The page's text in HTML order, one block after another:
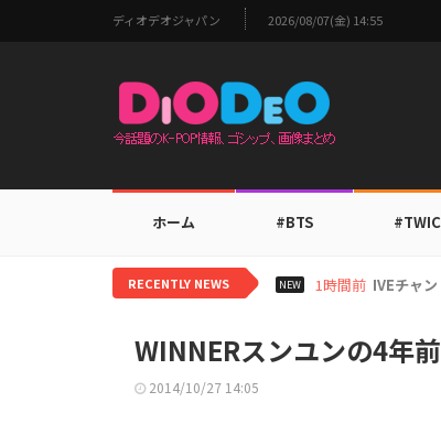
ディオデオジャパン 2026/08/07(金) 14:55
ホーム #BTS
RECENTLY NEWS NEW 3時間前
WINNERスンユンの4年
2014/10/27 14:05